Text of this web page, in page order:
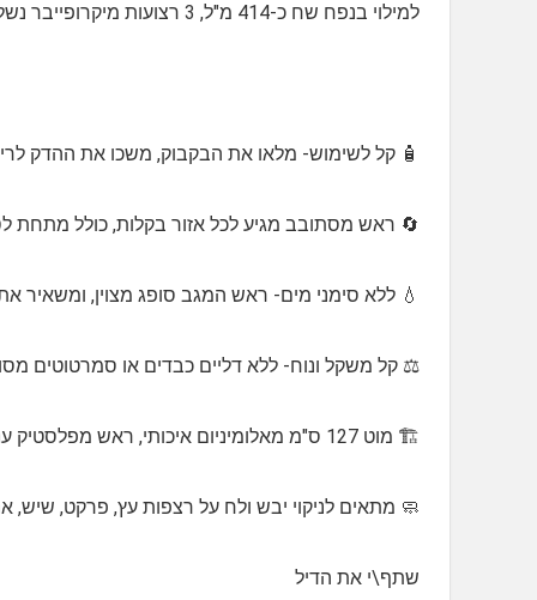
למילוי בנפח שח כ-414 מ"ל, 3 רצועות מיקרופייבר נשלפות וניתנות לניקוי וכביסה
🧴 קל לשימוש- מלאו את הבקבוק, משכו את ההדק
🔄 ראש מסתובב מגיע לכל אזור בקלות, כולל מתחת
💧 ללא סימני מים- ראש המגב סופג מצוין, ומשאיר
⚖️ קל משקל ונוח- ללא דליים כבדים או סמרטוטים
🏗️ מוט 127 ס"מ מאלומיניום איכותי, ראש מפלסטיק עמיד בפגיעות
🧼 מתאים לניקוי יבש ולח על רצפות עץ, פרקט, שיש,
שתף\י את הדיל